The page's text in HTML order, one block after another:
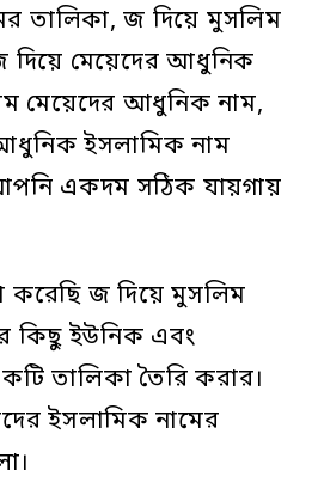
তালিকা, জ দিয়ে মুসলিম
দিয়ে মেয়েদের আধুনিক
মেয়েদের আধুনিক নাম,
ইসলামিক নাম
একদম সঠিক যায়গায়
করেছি জ দিয়ে মুসলিম
কিছু ইউনিক এবং
তালিকা তৈরি করার।
ইসলামিক নামের